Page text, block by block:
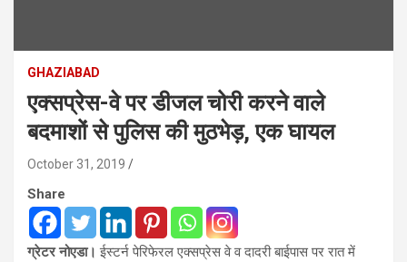
GHAZIABAD
एक्सप्रेस-वे पर डीजल चोरी करने वाले
बदमाशों से पुलिस की मुठभेड़, एक घायल
October 31, 2019
Share
ग्रेटर नोएडा। ईस्टर्न पेरिफेरल एक्सप्रेस वे व दादरी बाईपास पर रात में